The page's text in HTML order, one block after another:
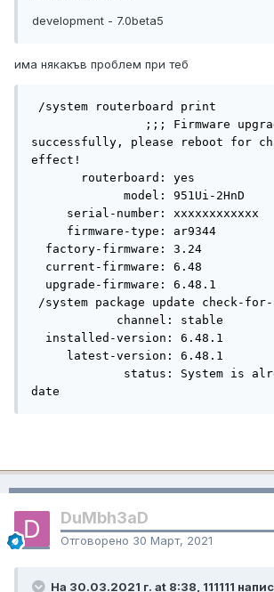
development - 7.0beta5
има някакъв проблем при теб
successfully, please reboot for
effect!
date
DuMbh3aD
Отговорено 30 Март, 2021
На 30.03.2021 г. at 8:38, 111111